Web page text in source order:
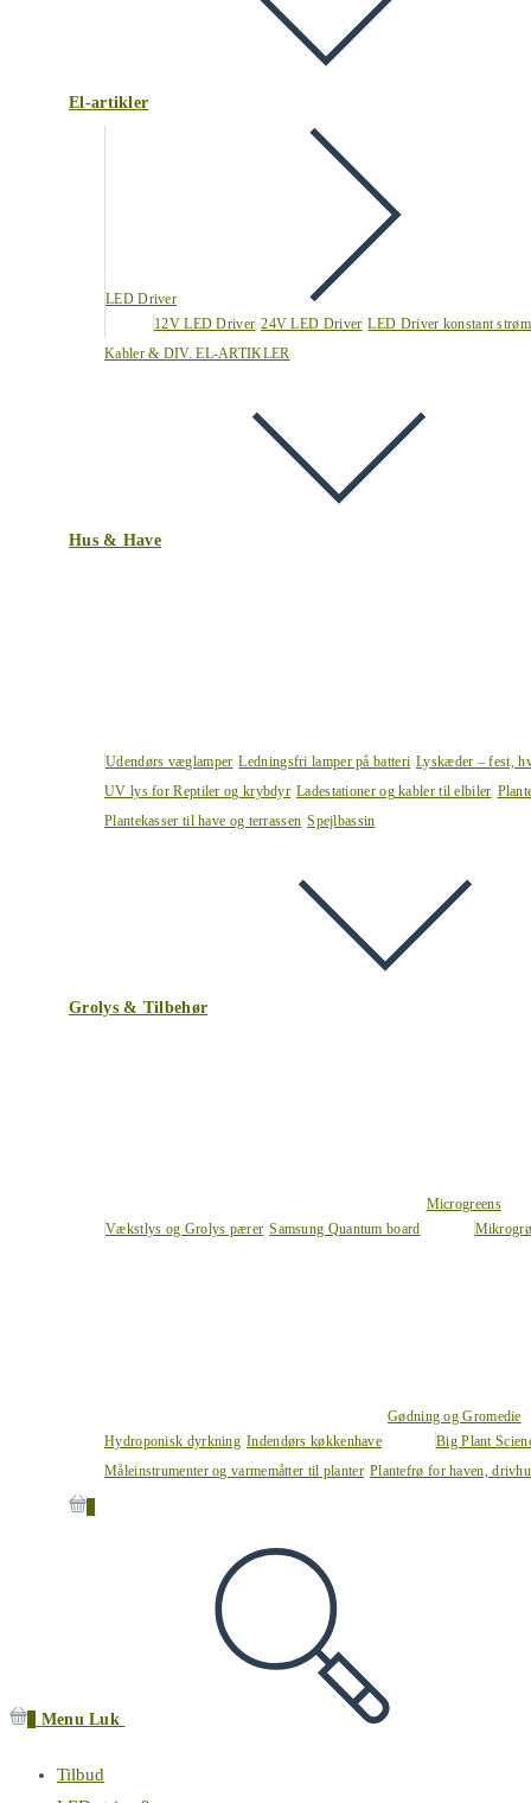
El-artikler
LED Driver
12V LED Driver 24V LED Driver LED Driver konstant strøm
Kabler & DIV. EL-ARTIKLER
Hus & Have
Udendørs væglamper Ledningsfri lamper på batteri Lyskæder – fest,
UV lys for Reptiler og krybdyr Ladestationer og kabler til elbiler
Plantekasser til have og terrassen Spejlbassin
Grolys & Tilbehør
Vækstlys og Grolys pærer Samsung Quantum board
Microgreens
Hydroponisk dyrkning Indendørs køkkenhave
Gødning og Gromedie
Big Plant
Måleinstrumenter og varmemåtter til planter Plantefrø for haven,
Menu Luk
Tilbud